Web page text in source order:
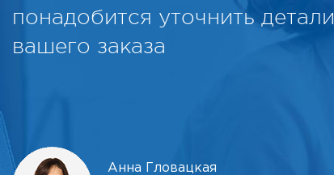
понадобится уточнить детали
вашего заказа
Анна Гловацкая